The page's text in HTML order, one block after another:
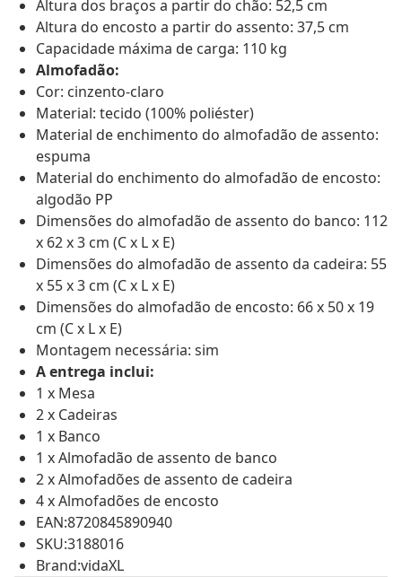
Altura dos braços a partir do chão: 52,5 cm
Altura do encosto a partir do assento: 37,5 cm
Capacidade máxima de carga: 110 kg
Almofadão:
Cor: cinzento-claro
Material: tecido (100% poliéster)
Material de enchimento do almofadão de assento:
espuma
Material do enchimento do almofadão de encosto:
algodão PP
Dimensões do almofadão de assento do banco: 112
x 62 x 3 cm (C x L x E)
Dimensões do almofadão de assento da cadeira: 55
x 55 x 3 cm (C x L x E)
Dimensões do almofadão de encosto: 66 x 50 x 19
cm (C x L x E)
Montagem necessária: sim
A entrega inclui:
1 x Mesa
2 x Cadeiras
1 x Banco
1 x Almofadão de assento de banco
2 x Almofadões de assento de cadeira
4 x Almofadões de encosto
EAN:8720845890940
SKU:3188016
Brand:vidaXL